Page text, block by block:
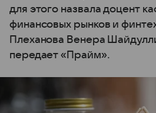
для этого назвала доцент
финансовых рынков и
Плеханова Венера
передает «Прайм».